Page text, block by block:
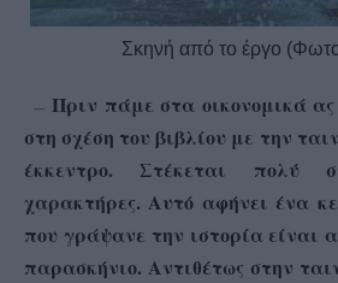
Σκηνή από το έργο
— Πριν πάμε στα οικονομικά
στη σχέση του βιβλίου με την
έκκεντρο. Στέκεται πολύ
χαρακτήρες. Αυτό αφήνει ένα
που γράψανε την ιστορία είναι
παρασκήνιο. Αντιθέτως στην